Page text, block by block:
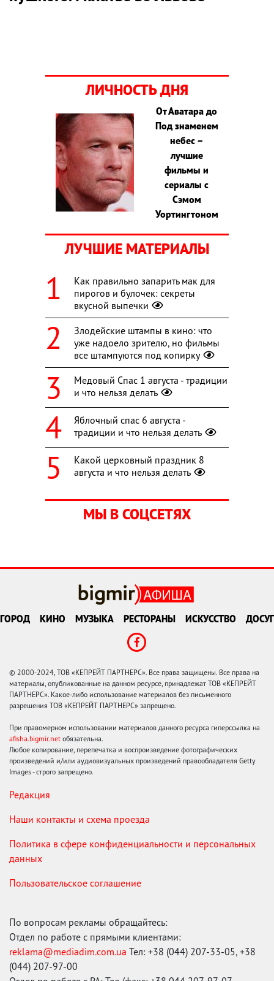
ЛИЧНОСТЬ ДНЯ
От Аватара до
Под знаменем
небес –
лучшие
фильмы и
сериалы с
Сэмом
Уортингтоном
ЛУЧШИЕ МАТЕРИАЛЫ
Как правильно запарить мак для
пирогов и булочек: секреты
вкусной выпечки
Злодейские штампы в кино: что
уже надоело зрителю, но фильмы
все штампуются под копирку
Медовый Спас 1 августа - традиции
и что нельзя делать
Яблочный спас 6 августа -
традиции и что нельзя делать
Какой церковный праздник 8
августа и что нельзя делать
МЫ В СОЦСЕТЯХ
ГОРОД КИНО МУЗЫКА РЕСТОРАНЫ ИСКУССТВО ДОСУГ
© 2000-2024, ТОВ «КЕПРЕЙТ ПАРТНЕРС». Все права защищены. Все права на
материалы, опубликованные на данном ресурсе, принадлежат ТОВ «КЕПРЕЙТ
ПАРТНЕРС». Какое-либо использование материалов без письменного
разрешения ТОВ «КЕПРЕЙТ ПАРТНЕРС» запрещено.
При правомерном использовании материалов данного ресурса гиперссылка на
afisha.bigmir.net обязательна.
Любое копирование, перепечатка и воспроизведение фотографических
произведений и/или аудиовизуальных произведений правообладателя Getty
Images - строго запрещено.
Редакция
Наши контакты и схема проезда
Политика в сфере конфиденциальности и персональных
данных
Пользовательское соглашение
По вопросам рекламы обращайтесь:
Отдел по работе с прямыми клиентами:
reklama@mediadim.com.ua Тел: +38 (044) 207-33-05, +38
(044) 207-97-00